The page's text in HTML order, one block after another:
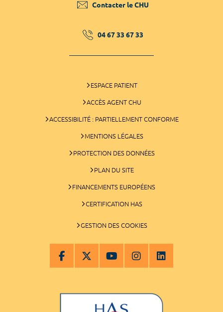
Contacter le CHU
04 67 33 67 33
ESPACE PATIENT
ACCÈS AGENT CHU
ACCESSIBILITÉ : PARTIELLEMENT CONFORME
MENTIONS LÉGALES
PROTECTION DES DONNÉES
PLAN DU SITE
FINANCEMENTS EUROPÉENS
CERTIFICATION HAS
GESTION DES COOKIES